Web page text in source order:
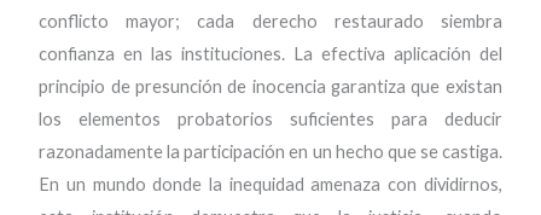
conflicto mayor; cada derecho restaurado siembra
confianza en las instituciones. La efectiva aplicación del
principio de presunción de inocencia garantiza que existan
los elementos probatorios suficientes para deducir
razonadamente la participación en un hecho que se castiga.
En un mundo donde la inequidad amenaza con dividirnos,